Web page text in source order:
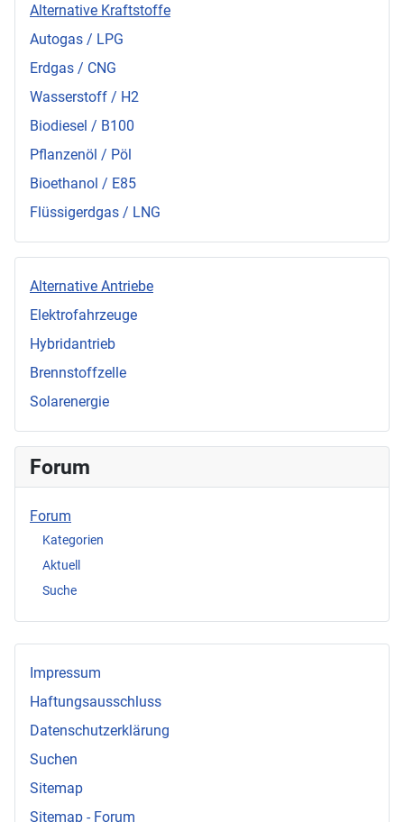
Alternative Kraftstoffe
Autogas / LPG
Erdgas / CNG
Wasserstoff / H2
Biodiesel / B100
Pflanzenöl / Pöl
Bioethanol / E85
Flüssigerdgas / LNG
Alternative Antriebe
Elektrofahrzeuge
Hybridantrieb
Brennstoffzelle
Solarenergie
Forum
Forum
Kategorien
Aktuell
Suche
Impressum
Haftungsausschluss
Datenschutzerklärung
Suchen
Sitemap
Sitemap - Forum